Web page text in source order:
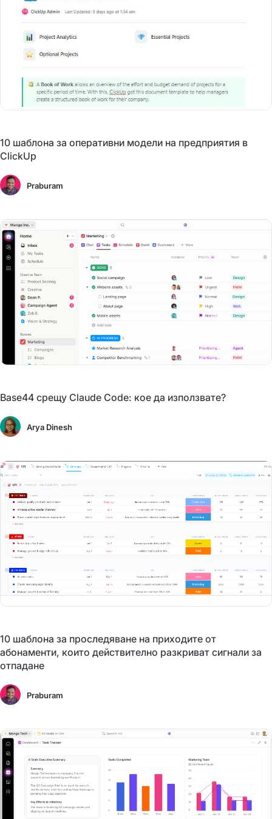
10 шаблона за оперативни модели на предприятия в
ClickUp
Praburam
Base44 срещу Claude Code: кое да използвате?
Arya Dinesh
10 шаблона за проследяване на приходите от
абонаменти, които действително разкриват сигнали за
отпадане
Praburam